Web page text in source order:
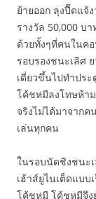
ย้ายออก ลุงปื๊ดแจ้
รางวัล 50,000 บ
ด้วยทั้งๆที่คนในค
รอบรองชนะเลิศ
เดี่ยวขึ้นไปทำปร
โค้ชหมีลงโทษห้า
จริงไม่ได้มาจาก
เล่นทุกคน
ในรอบนัดชิงชนะ
เฮ้าส์ยูไนเต็ดแบ
โค้ชหมี โค้ชหมีจึง